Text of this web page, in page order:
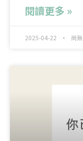
閱讀更多 »
2025-04-22 尚